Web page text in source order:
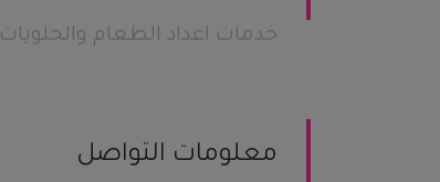
خدمات اعداد الطعام والحلويات
معلومات التواصل